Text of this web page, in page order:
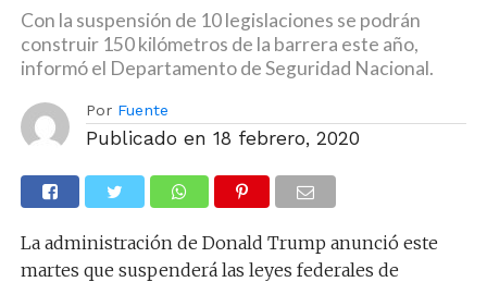
Con la suspensión de 10 legislaciones se podrán
construir 150 kilómetros de la barrera este año,
informó el Departamento de Seguridad Nacional.
Por Fuente
Publicado en 18 febrero, 2020
La administración de Donald Trump anunció este
martes que suspenderá las leyes federales de